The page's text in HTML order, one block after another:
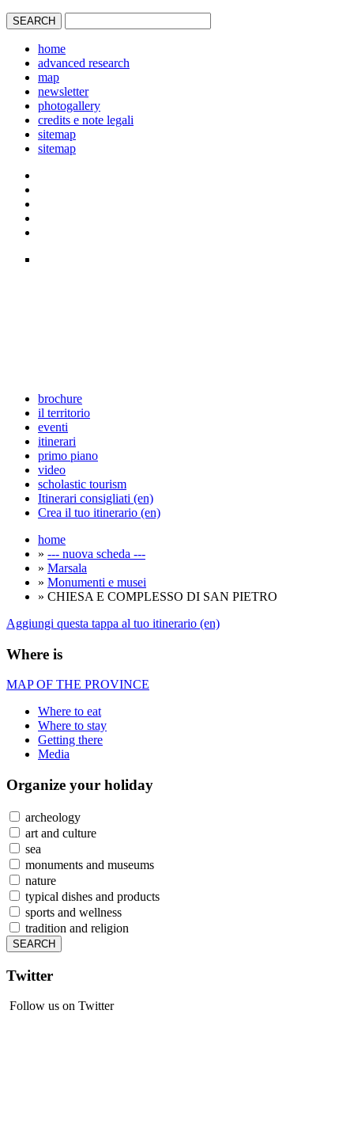
home
advanced research
map
newsletter
photogallery
credits e note legali
sitemap
sitemap
brochure
il territorio
eventi
itinerari
primo piano
video
scholastic tourism
Itinerari consigliati (en)
Crea il tuo itinerario (en)
home
» --- nuova scheda ---
» Marsala
» Monumenti e musei
» CHIESA E COMPLESSO DI SAN PIETRO
Aggiungi questa tappa al tuo itinerario (en)
Where is
MAP OF THE PROVINCE
Where to eat
Where to stay
Getting there
Media
Organize your holiday
archeology
art and culture
sea
monuments and museums
nature
typical dishes and products
sports and wellness
tradition and religion
Twitter
Follow us on Twitter